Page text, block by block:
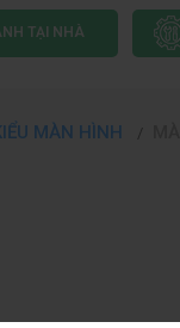
TẠI NHÀ
MÀN HÌNH